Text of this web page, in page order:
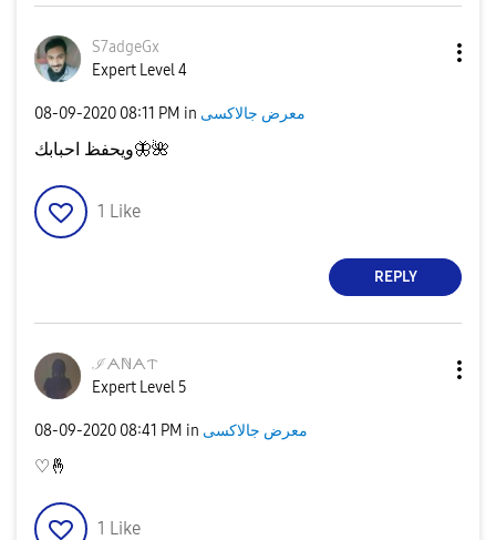
S7adgeGx
Expert Level 4
‎08-09-2020 08:11 PM in معرض جالاكسى
ويحفظ احبابك🦋🌺
1 Like
REPLY
ℐᗅℕᗅᝨ
Expert Level 5
‎08-09-2020 08:41 PM in معرض جالاكسى
♡ 🤞
1 Like